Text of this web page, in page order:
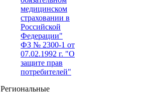
медицинском
страховании в
Российской
Федерации"
ФЗ № 2300-1 от
07.02.1992 г. "О
защите прав
потребителей"
Региональные